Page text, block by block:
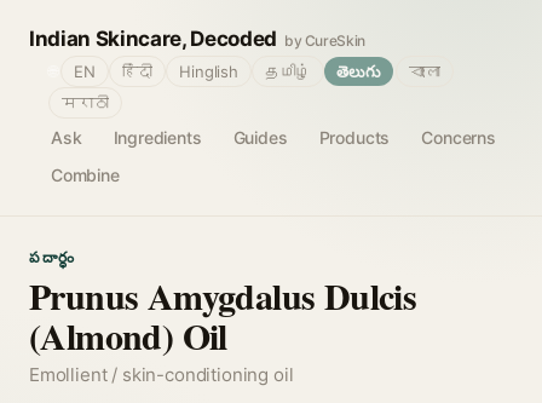
Indian Skincare, Decoded by CureSkin
Ask Ingredients Guides Products
Concerns
Combine
EN हिंदी Hinglish தமிழ் తెలుగు
বাংলা
मराठी
పదార్థం
Prunus Amygdalus Dulcis
(Almond) Oil
Emollient / skin-conditioning oil